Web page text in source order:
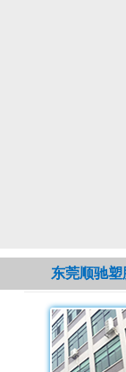
东莞顺驰